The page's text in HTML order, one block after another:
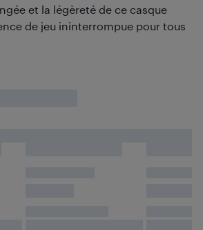
et la légèreté de ce casque
de jeu ininterrompue pour tous